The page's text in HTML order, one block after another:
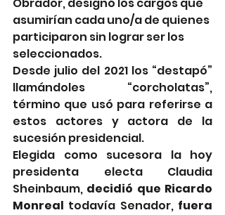
Obrador, designó los cargos que
asumirían cada uno/a de quienes
participaron sin lograr ser los
seleccionados.
Desde julio del 2021 los “destapó”
llamándoles “corcholatas”,
término que usó para referirse a
estos actores y actora de la
sucesión presidencial.
Elegida como sucesora la hoy
presidenta electa Claudia
Sheinbaum, decidió que Ricardo
Monreal todavía Senador, fuera